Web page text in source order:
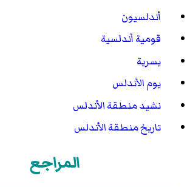
أندلسيون
قومية أندلسية
يسرية
يوم الأندلس
نشيد منطقة الأندلس
تاريخ منطقة الأندلس
المراجع